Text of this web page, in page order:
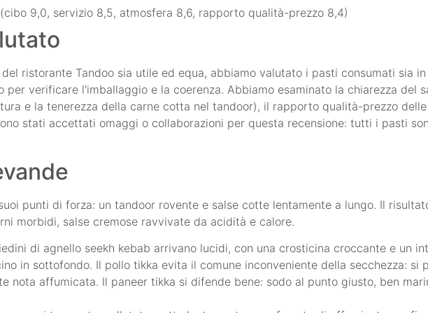
9,0, servizio 8,5, atmosfera 8,6, rapporto qualità-prezzo 8,4)
ristorante Tandoo sia utile ed equa, abbiamo valutato i pasti consumati sia
verificare l'imballaggio e la coerenza. Abbiamo esaminato la chiarezza del
e la tenerezza della carne cotta nel tandoor), il rapporto qualità-prezzo
stati accettati omaggi o collaborazioni per questa recensione: tutti i pasti
punti di forza: un tandoor rovente e salse cotte lentamente a lungo. Il
morbidi, salse cremose ravvivate da acidità e calore.
di agnello seekh kebab arrivano lucidi, con una crosticina croccante e un
in sottofondo. Il pollo tikka evita il comune inconveniente della secchezza: si
nota affumicata. Il paneer tikka si difende bene: sodo al punto giusto, ben